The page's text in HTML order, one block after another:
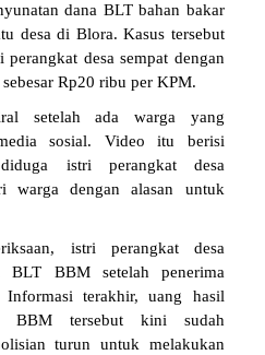
dana BLT bahan bakar
desa di Blora. Kasus tersebut
desa sempat dengan
Rp20 ribu per KPM.
setelah ada warga yang
sosial. Video itu berisi
istri perangkat desa
warga dengan alasan untuk
istri perangkat desa
BLT BBM setelah penerima
Informasi terakhir, uang hasil
BBM tersebut kini sudah
turun untuk melakukan